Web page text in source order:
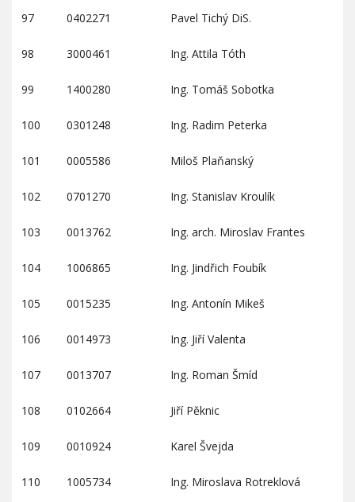
97 0402271 Pavel Tichý DiS.
98 3000461 Ing. Attila Tóth
99 1400280 Ing. Tomáš Sobotka
100 0301248 Ing. Radim Peterka
101 0005586 Miloš Plaňanský
102 0701270 Ing. Stanislav Kroulík
103 0013762 Ing. arch. Miroslav Frantes
104 1006865 Ing. Jindřich Foubík
105 0015235 Ing. Antonín Mikeš
106 0014973 Ing. Jiří Valenta
107 0013707 Ing. Roman Šmíd
108 0102664 Jiří Pěknic
109 0010924 Karel Švejda
110 1005734 Ing. Miroslava Rotreklová